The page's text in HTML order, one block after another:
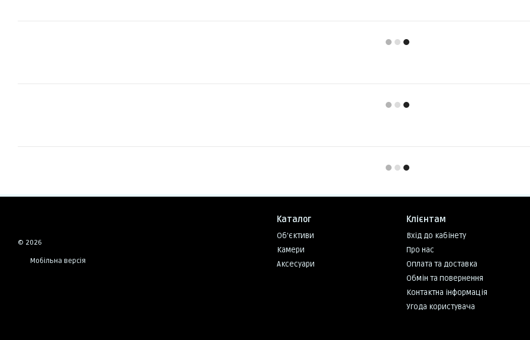
© 2026
Мобільна версія
Каталог
Об'єктиви
Камери
Аксесуари
Клієнтам
Вхід до кабінету
Про нас
Оплата та доставка
Обмін та повернення
Контактна інформація
Угода користувача